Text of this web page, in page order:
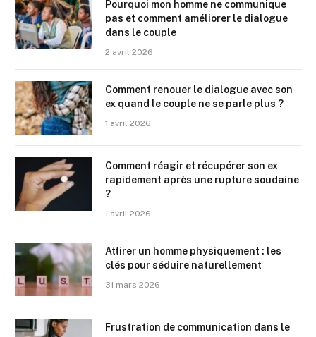
Pourquoi mon homme ne communique
pas et comment améliorer le dialogue
dans le couple
2 avril 2026
Comment renouer le dialogue avec son
ex quand le couple ne se parle plus ?
1 avril 2026
Comment réagir et récupérer son ex
rapidement après une rupture soudaine
?
1 avril 2026
Attirer un homme physiquement : les
clés pour séduire naturellement
31 mars 2026
Frustration de communication dans le